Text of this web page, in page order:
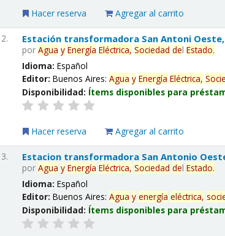
Hacer reserva Agregar al carrito
2. Estación transformadora San Antoni
porAgua y Energía Eléctrica, Sociedad delEstado.
Idioma:Español
Editor:Buenos Aires:Agua y Energía Eléctrica,
Disponibilidad: Ítems disponibles para
Hacer reserva Agregar al carrito
3. Estacion transformadora San Antonio
porAgua y Energía Eléctrica, Sociedad delEstado.
Idioma:Español
Editor:Buenos Aires:Agua y energía eléctrica,
Disponibilidad: Ítems disponibles para